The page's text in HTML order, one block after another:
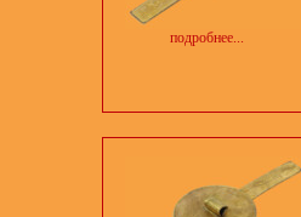
подробнее...